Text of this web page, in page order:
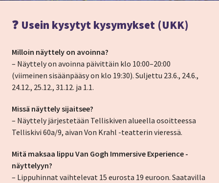
❓ Usein kysytyt kysymykset (UKK)
Milloin näyttely on avoinna?
– Näyttely on avoinna päivittäin klo 10:00–20:00
(viimeinen sisäänpääsy on klo 19:30). Suljettu 23.6., 24.6.,
24.12., 25.12., 31.12. ja 1.1.
Missä näyttely sijaitsee?
– Näyttely järjestetään Telliskiven alueella osoitteessa
Telliskivi 60a/9, aivan Von Krahl -teatterin vieressä.
Mitä maksaa lippu Van Gogh Immersive Experience -
näyttelyyn?
– Lippuhinnat vaihtelevat 15 eurosta 19 euroon. Saatavilla